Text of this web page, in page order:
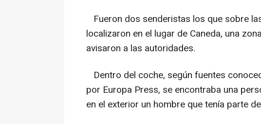
Fueron dos senderistas los que sobre
localizaron en el lugar de Caneda, una
avisaron a las autoridades.
Dentro del coche, según fuentes
por Europa Press, se encontraba una
en el exterior un hombre que tenía parte